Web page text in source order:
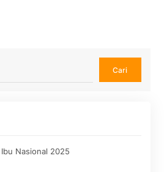
Cari
Nasional 2025